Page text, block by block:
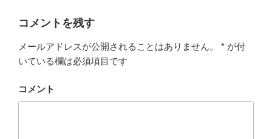
c
e
b
o
o
tt
er
ail
a
コメントを残す
メールアドレスが公開されることはありません。 * が付
いている欄は必須項目です
コメント